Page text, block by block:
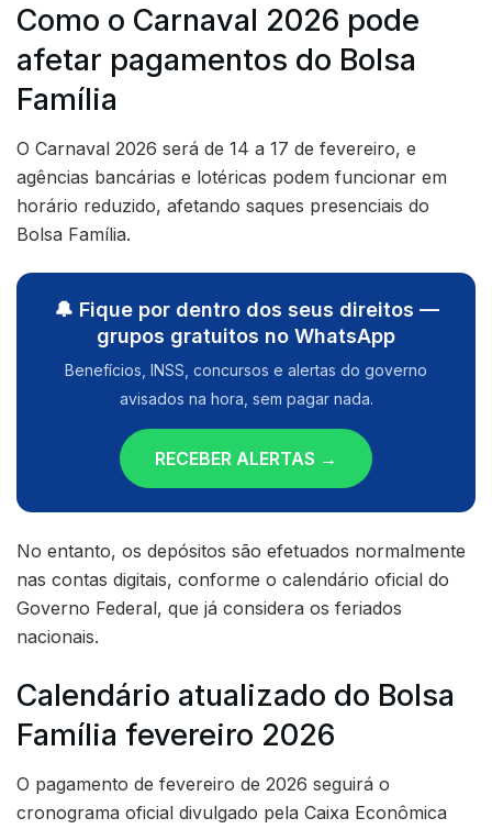
Como o Carnaval 2026 pode
afetar pagamentos do Bolsa
Família
O Carnaval 2026 será de 14 a 17 de fevereiro, e
agências bancárias e lotéricas podem funcionar em
horário reduzido, afetando saques presenciais do
Bolsa Família.
🔔 Fique por dentro dos seus direitos —
grupos gratuitos no WhatsApp
Benefícios, INSS, concursos e alertas do governo
avisados na hora, sem pagar nada.
RECEBER ALERTAS →
No entanto, os depósitos são efetuados normalmente
nas contas digitais, conforme o calendário oficial do
Governo Federal, que já considera os feriados
nacionais.
Calendário atualizado do Bolsa
Família fevereiro 2026
O pagamento de fevereiro de 2026 seguirá o
cronograma oficial divulgado pela Caixa Econômica